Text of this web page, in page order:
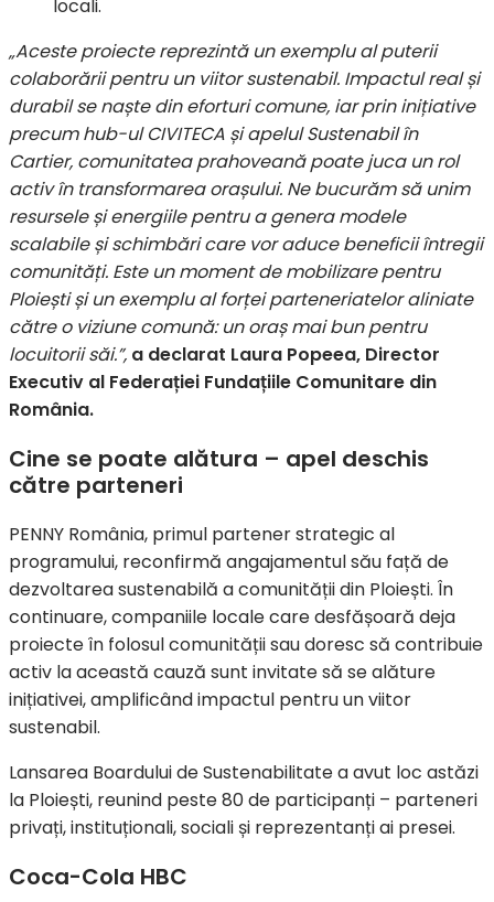
locali.
„Aceste proiecte reprezintă un exemplu al puterii
colaborării pentru un viitor sustenabil. Impactul real și
durabil se naște din eforturi comune, iar prin inițiative
precum hub-ul CIVITECA și apelul Sustenabil în
Cartier, comunitatea prahoveană poate juca un rol
activ în transformarea orașului. Ne bucurăm să unim
resursele și energiile pentru a genera modele
scalabile și schimbări care vor aduce beneficii întregii
comunități. Este un moment de mobilizare pentru
Ploiești și un exemplu al forței parteneriatelor aliniate
către o viziune comună: un oraș mai bun pentru
locuitorii săi.”, a declarat Laura Popeea, Director
Executiv al Federației Fundațiile Comunitare din
România.
Cine se poate alătura – apel deschis
către parteneri
PENNY România, primul partener strategic al
programului, reconfirmă angajamentul său față de
dezvoltarea sustenabilă a comunității din Ploiești. În
continuare, companiile locale care desfășoară deja
proiecte în folosul comunității sau doresc să contribuie
activ la această cauză sunt invitate să se alăture
inițiativei, amplificând impactul pentru un viitor
sustenabil.
Lansarea Boardului de Sustenabilitate a avut loc astăzi
la Ploiești, reunind peste 80 de participanți – parteneri
privați, instituționali, sociali și reprezentanți ai presei.
Coca-Cola HBC